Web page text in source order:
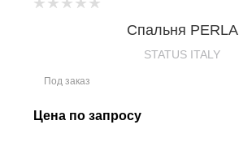
Спальня PERLA
STATUS ITALY
Под заказ
Цена по запросу